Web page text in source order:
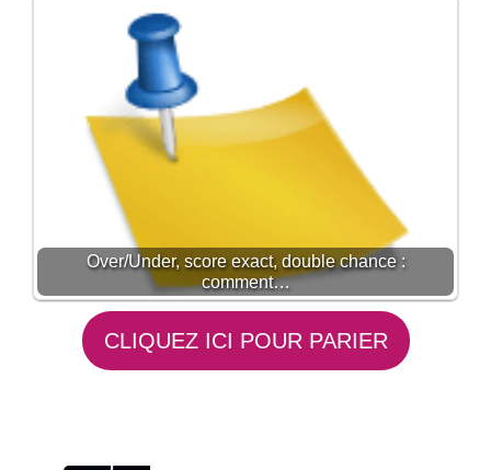
Over/Under, score exact, double chance :
comment…
CLIQUEZ ICI POUR PARIER